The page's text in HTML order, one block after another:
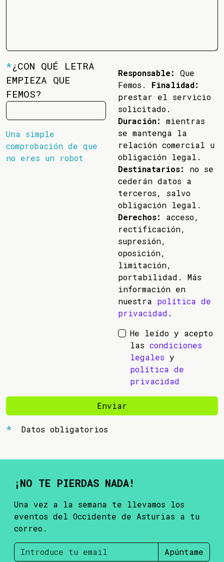
*¿CON QUÉ LETRA
EMPIEZA QUE
FEMOS?
Una simple
comprobación de que
no eres un robot
Responsable:
Que
Femos. Finalidad:
prestar el servicio
solicitado.
Duración:
mientras
se mantenga la
relación comercial u
obligación legal.
Destinatarios:
no se
cederán datos a
terceros, salvo
obligación legal.
Derechos:
acceso,
rectificación,
supresión,
oposición,
limitación,
portabilidad. Más
información en
nuestra política de
privacidad .
He leído y acepto
las condiciones
legales y
política de
privacidad
Enviar
Datos obligatorios
¡NO TE PIERDAS NADA!
Una vez a la semana te llevamos los
eventos del Occidente de Asturias a tu
correo.
Apúntame